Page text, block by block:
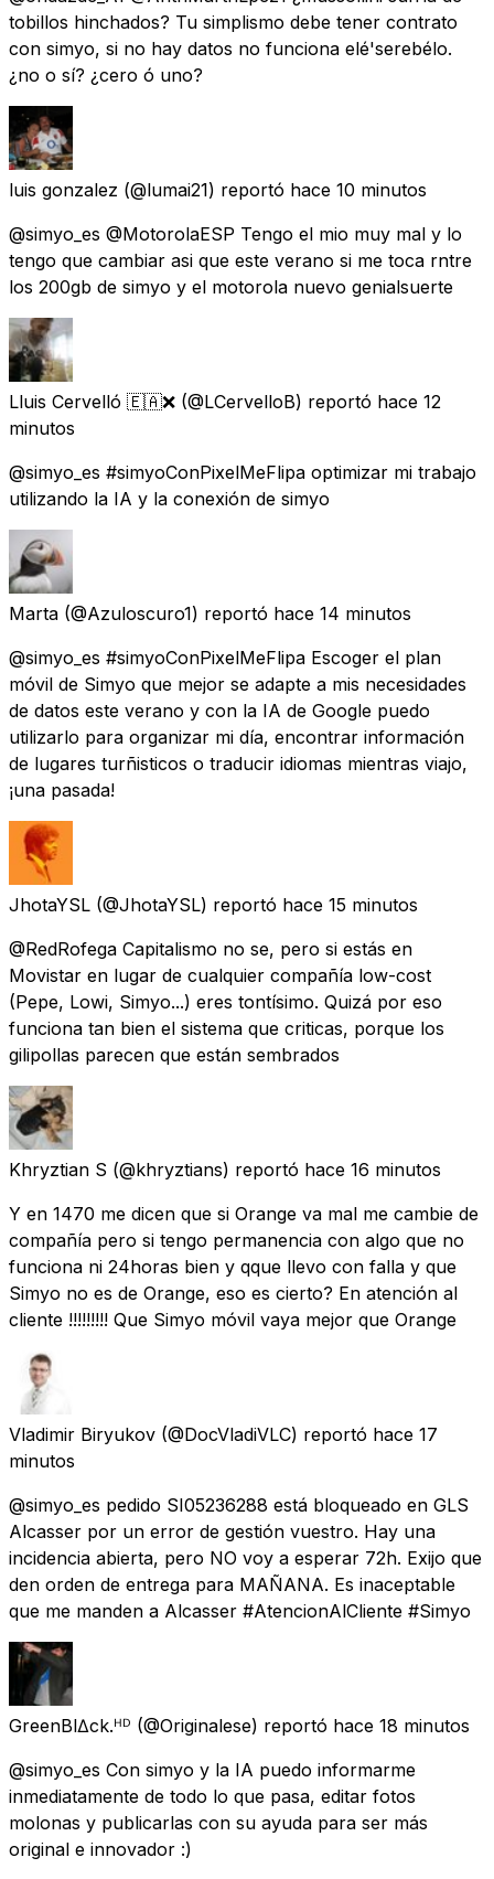
tobillos hinchados? Tu simplismo debe tener contrato
con simyo, si no hay datos no funciona elé'serebélo.
¿no o sí? ¿cero ó uno?
luis gonzalez (@lumai21) reportó hace 10 minutos
@simyo_es @MotorolaESP Tengo el mio muy mal y lo
tengo que cambiar asi que este verano si me toca rntre
los 200gb de simyo y el motorola nuevo genialsuerte
Lluis Cervelló 🇪🇦❌ (@LCervelloB) reportó hace 12
minutos
@simyo_es #simyoConPixelMeFlipa optimizar mi trabajo
utilizando la IA y la conexión de simyo
Marta (@Azuloscuro1) reportó hace 14 minutos
@simyo_es #simyoConPixelMeFlipa Escoger el plan
móvil de Simyo que mejor se adapte a mis necesidades
de datos este verano y con la IA de Google puedo
utilizarlo para organizar mi día, encontrar información
de lugares turñisticos o traducir idiomas mientras viajo,
¡una pasada!
JhotaYSL (@JhotaYSL) reportó hace 15 minutos
@RedRofega Capitalismo no se, pero si estás en
Movistar en lugar de cualquier compañía low-cost
(Pepe, Lowi, Simyo...) eres tontísimo. Quizá por eso
funciona tan bien el sistema que criticas, porque los
gilipollas parecen que están sembrados
Khryztian S (@khryztians) reportó hace 16 minutos
Y en 1470 me dicen que si Orange va mal me cambie de
compañía pero si tengo permanencia con algo que no
funciona ni 24horas bien y qque llevo con falla y que
Simyo no es de Orange, eso es cierto? En atención al
cliente !!!!!!!!! Que Simyo móvil vaya mejor que Orange
Vladimir Biryukov (@DocVladiVLC) reportó hace 17
minutos
@simyo_es pedido SI05236288 está bloqueado en GLS
Alcasser por un error de gestión vuestro. Hay una
incidencia abierta, pero NO voy a esperar 72h. Exijo que
den orden de entrega para MAÑANA. Es inaceptable
que me manden a Alcasser #AtencionAlCliente #Simyo
GreenBl∆ck.ᴴᴰ (@Originalese) reportó hace 18 minutos
@simyo_es Con simyo y la IA puedo informarme
inmediatamente de todo lo que pasa, editar fotos
molonas y publicarlas con su ayuda para ser más
original e innovador :)